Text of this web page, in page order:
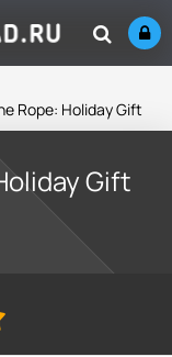
Rope: Holiday Gift
Gift